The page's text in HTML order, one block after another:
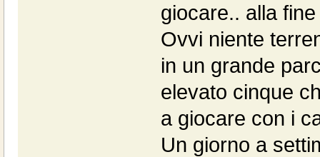
giocare.. alla
Ovvi niente
in un grande
elevato cinque
a giocare con i
Un giorno a